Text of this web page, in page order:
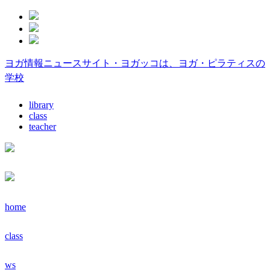
ヨガ情報ニュースサイト・ヨガッコは、ヨガ・ピラティスの
学校
library
class
teacher
home
class
ws